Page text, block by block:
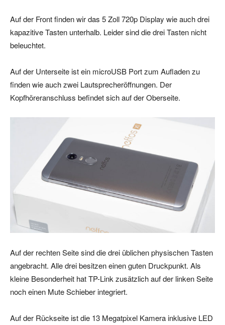
Auf der Front finden wir das 5 Zoll 720p Display wie auch drei
kapazitive Tasten unterhalb. Leider sind die drei Tasten nicht
beleuchtet.
Auf der Unterseite ist ein microUSB Port zum Aufladen zu
finden wie auch zwei Lautsprecheröffnungen. Der
Kopfhöreranschluss befindet sich auf der Oberseite.
Auf der rechten Seite sind die drei üblichen physischen Tasten
angebracht. Alle drei besitzen einen guten Druckpunkt. Als
kleine Besonderheit hat TP-Link zusätzlich auf der linken Seite
noch einen Mute Schieber integriert.
Auf der Rückseite ist die 13 Megatpixel Kamera inklusive LED